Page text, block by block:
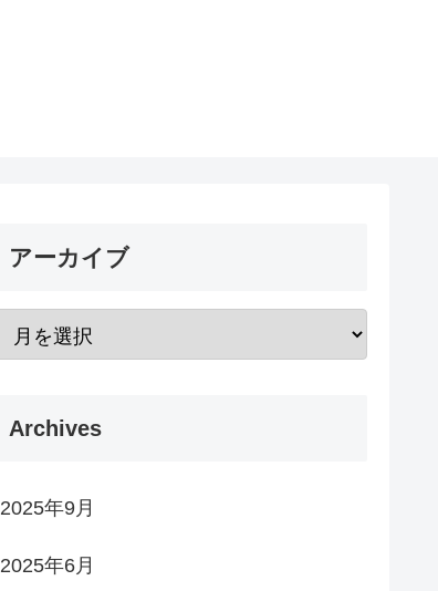
アーカイブ
Archives
2025年9月
2025年6月